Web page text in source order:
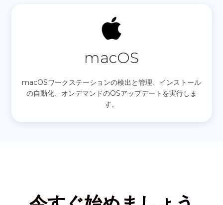
macOS
macOSワークステーションの検出と管理、インストール
の自動化、オンデマンドのOSアップデートを実行しま
す。